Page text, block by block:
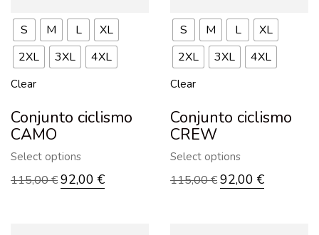
S M L
XL
2XL
3XL 4XL
Clear
Conjunto ciclismo
CAMO
Select options
115,00€92,00 €
S M L
XL
2XL
3XL 4XL
Clear
Conjunto ciclismo
CREW
Select options
115,00€92,00 €